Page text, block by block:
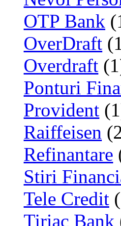
OTP Bank
OverDraft
Overdraft
Ponturi
Provident
Raiffeisen
Refinantare
Stiri
Tele Credit
Tiriac Bank